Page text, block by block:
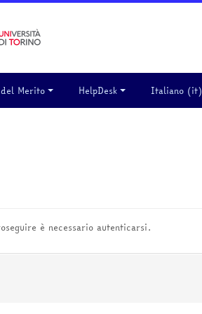
Merito HelpDesk Italiano ‎(it)‎
è necessario autenticarsi.